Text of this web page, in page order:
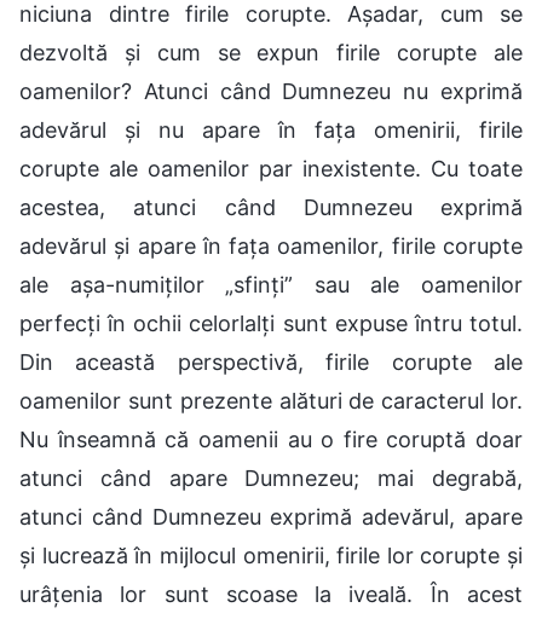
niciuna dintre firile corupte. Așadar, cum se
dezvoltă și cum se expun firile corupte ale
oamenilor? Atunci când Dumnezeu nu exprimă
adevărul și nu apare în fața omenirii, firile
corupte ale oamenilor par inexistente. Cu toate
acestea, atunci când Dumnezeu exprimă
adevărul și apare în fața oamenilor, firile corupte
ale așa-numiților „sfinți” sau ale oamenilor
perfecți în ochii celorlalți sunt expuse întru totul.
Din această perspectivă, firile corupte ale
oamenilor sunt prezente alături de caracterul lor.
Nu înseamnă că oamenii au o fire coruptă doar
atunci când apare Dumnezeu; mai degrabă,
atunci când Dumnezeu exprimă adevărul, apare
și lucrează în mijlocul omenirii, firile lor corupte și
urâțenia lor sunt scoase la iveală. În acest